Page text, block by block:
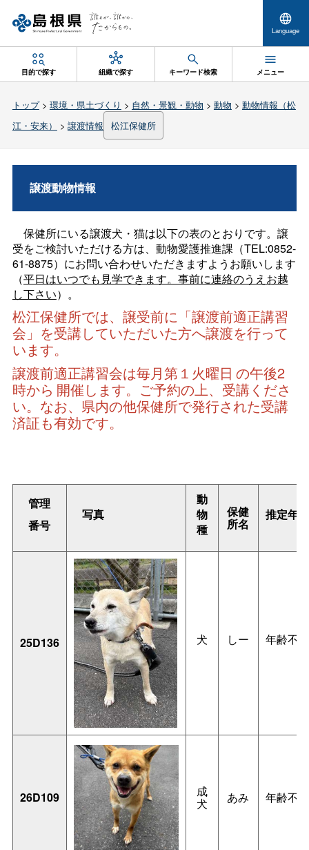
Language
目的で探す 組織で探す キーワード検索 メニュー
トップ> 環境・県土づくり > 自然・景観・動物 > 動物 > 動物情報（松
江・安来）
> 譲渡情報 松江保健所
譲渡動物情報
保健所にいる譲渡犬・猫は以下の表のとおりです。譲
受をご検討いただける方は、動物愛護推進課（TEL:0852-
61-8875）にお問い合わせいただきますようお願いします
（平日はいつでも見学できます。事前に連絡のうえお越
し下さい）。
松江保健所では、譲受前に「譲渡前適正講習
会」を受講していただいた方へ譲渡を行って
います。
譲渡前適正講習会は毎月第１火曜日 の午後2
時から 開催します。ご予約の上、受講くださ
い。なお、県内の他保健所で発行された受講
済証も有効です。
管理
番号
写真
動
物
種
保健
所名
推定年齢
25D136 犬 しー 年齢不詳
26D109 成
犬 あみ 年齢不詳